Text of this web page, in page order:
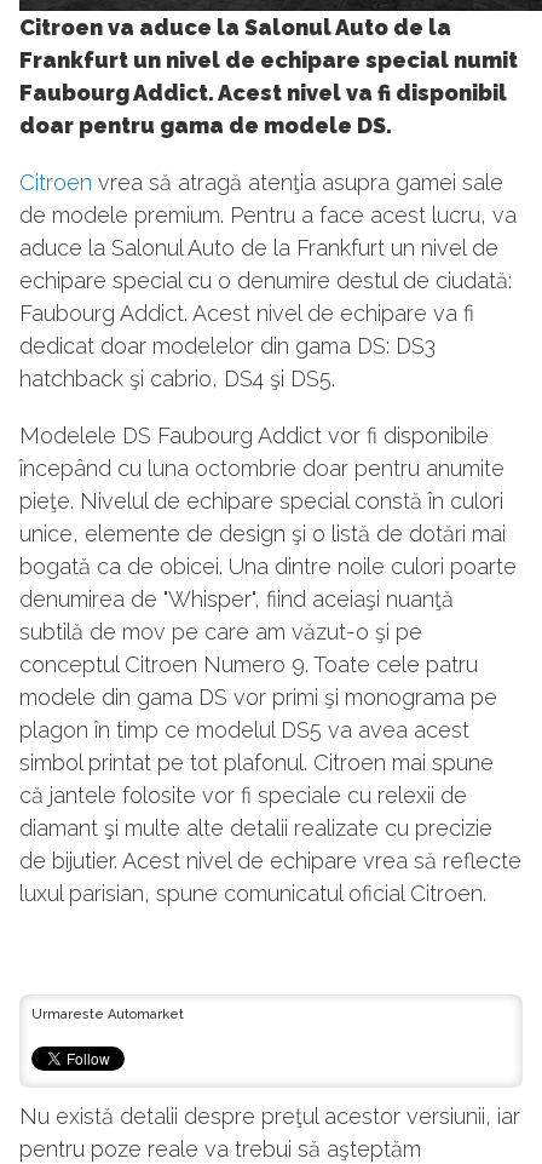
9
Citroen va aduce la Salonul Auto de la
Frankfurt un nivel de echipare special numit
Faubourg Addict. Acest nivel va fi disponibil
doar pentru gama de modele DS.
Citroen vrea să atragă atenţia asupra gamei sale
de modele premium. Pentru a face acest lucru, va
aduce la Salonul Auto de la Frankfurt un nivel de
echipare special cu o denumire destul de ciudată:
Faubourg Addict. Acest nivel de echipare va fi
dedicat doar modelelor din gama DS: DS3
hatchback şi cabrio, DS4 şi DS5.
Modelele DS Faubourg Addict vor fi disponibile
începând cu luna octombrie doar pentru anumite
pieţe. Nivelul de echipare special constă în culori
unice, elemente de design şi o listă de dotări mai
bogată ca de obicei. Una dintre noile culori poarte
denumirea de "Whisper", fiind aceiaşi nuanţă
subtilă de mov pe care am văzut-o şi pe
conceptul Citroen Numero 9. Toate cele patru
modele din gama DS vor primi şi monograma pe
plagon în timp ce modelul DS5 va avea acest
simbol printat pe tot plafonul. Citroen mai spune
că jantele folosite vor fi speciale cu relexii de
diamant şi multe alte detalii realizate cu precizie
de bijutier. Acest nivel de echipare vrea să reflecte
luxul parisian, spune comunicatul oficial Citroen.
Urmareste Automarket
Nu există detalii despre preţul acestor versiunii, iar
pentru poze reale va trebui să aşteptăm